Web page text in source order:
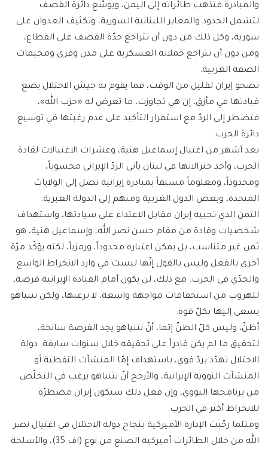
والمبادرة فتذهب طائراته إلى اليمن، ويوسّع دائرة القصف
لتشمل الحدود والمعابر اللبنانية السورية، وتكثيف العدوان على
سورية، وكل ذلك من دون أن تتراجع حدّة القصف على القطاع،
ومن دون أن تتراجع حملاته العسكرية على مدن وقرى ومخيمات
الضفة الغربية.
تصحو إيران لقليل من الوقت، فما يقوم به جيش الاحتلال يضع
قيادتها في مأزق، إن هي تجاوزت، ما تعرض له «حزب الله»،
فتضطر إلى الردّ مع استمرار التأكيد على عدم رغبتها في توسيع
دائرة الحرب.
بعد أشهر من اغتيال إسماعيل هنية، وعشرات الاغتيالات لقادة
الحزب، وأحد جنرالاتها في لبنان يأتي الردّ الإيراني محسوباً،
ومحدوداً، ومعلوماً مسبقاً بمبادرة إيرانية تصل إلى الولايات
المتحدة، وبعض الدول الغربية ومنهم إلى الدولة العبرية.
الثمن الذي تجبيه إيران مقابل الاعتداء على سيادتها، واستهداف
شخصيات وقادة من مقام حسن نصر الله، وإسماعيل هنية، هو
ثمن غير متناسب، بل يمكن اعتباره محدوداً، ورمزياً، لكنه يؤكّد مرّة
أخرى بالفعل وليس بالقول إنّها ليست في وارد الانخراط الواسع
والجدّي في الحرب. مع ذلك، لن يكون أمام القيادة الإيرانية فرصة،
للهروب من استحقاقات مواجهة واسعة، لا ترغبها، ولكن نتنياهو
يسعى إليها بكلّ قوة.
أظنّ، وليس كلّ الظنّ إثما، أنّ نتنياهو يجد الفرصة سانحة،
لتحقيق ما لم يكن قادراً على تحقيقه خلال سنوات سابقة. دولة
الاحتلال تهدّد بردّ قوي، باستهداف إمّا المنشآت النفطية أو
المنشآت النووية الإيرانية، والأرجح أنّ نتنياهو يرغب في التخلّص
من برنامجها النووي، وإن فعل ذلك ستكون إيران مضطرّة
للانخراط أكثر في الحرب.
ومثلما رحّبت الإدارة الأميركية بنجاح دولة الاحتلال في اغتيال نصر
الله من خلال الطائرات أميركية الصنع من نوع (اف 35)، والأسلحة